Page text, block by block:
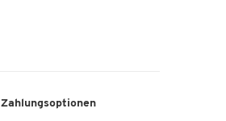
Zahlungsoptionen